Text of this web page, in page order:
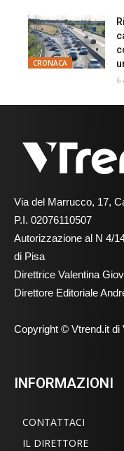
CRONACA
6
Via del Marrucco, 17,
P.I. 02076110507
Autorizzazione al N 4/
di Pisa
Direttrice Valentina
Direttore Editoriale
Copyright © Vtrend.it di
INFORMAZIONI
CONTATTACI
IL DIRETTORE